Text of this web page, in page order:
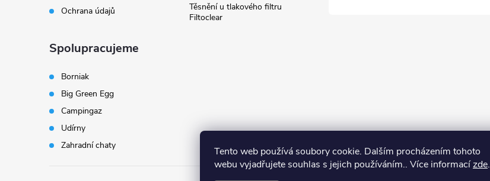
Tento web používá soubory cookie. Dalším procházením tohoto
webu vyjadřujete souhlas s jejich používáním.. Více informacízde.
Ochrana údajů
Těsnění u tlakového filtru
Filtoclear
Spolupracujeme
Borniak
Big Green Egg
Campingaz
Udírny
Zahradní chaty